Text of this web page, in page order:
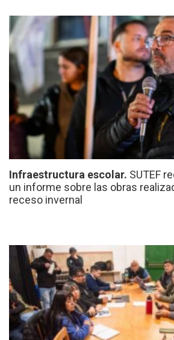
Infraestructura escolar. SUTEF
un informe sobre las obras
receso invernal